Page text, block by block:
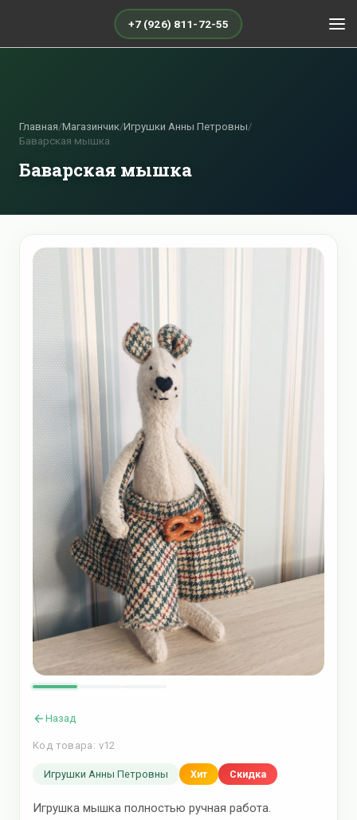
+7 (926) 811-72-55
Главная/Магазинчик/Игрушки Анны Петровны/
Баварская мышка
Баварская мышка
Назад
Код товара: v12
Игрушки Анны Петровны Хит Скидка
Игрушка мышка полностью ручная работа.